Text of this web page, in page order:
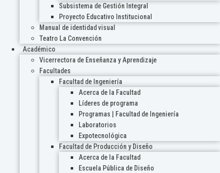
Subsistema de Gestión Integral
Proyecto Educativo Institucional
Manual de identidad visual
Teatro La Convención
Académico
Vicerrectora de Enseñanza y Aprendizaje
Facultades
Facultad de Ingeniería
Acerca de la Facultad
Líderes de programa
Programas | Facultad de Ingeniería
Laboratorios
Expotecnológica
Facultad de Producción y Diseño
Acerca de la Facultad
Escuela Pública de Diseño